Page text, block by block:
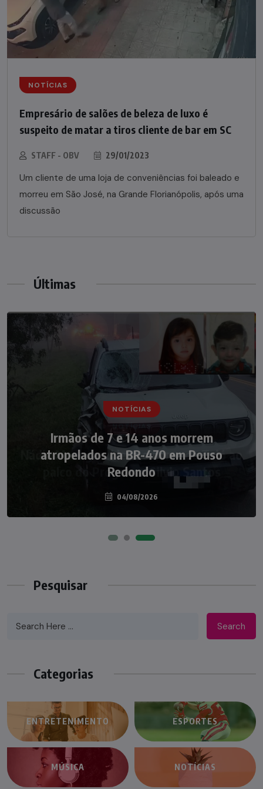
NOTÍCIAS
Empresário de salões de beleza de luxo é
suspeito de matar a tiros cliente de bar em SC
STAFF - OBV 29/01/2023
Um cliente de uma loja de conveniências foi baleado e
morreu em São José, na Grande Florianópolis, após uma
discussão
Últimas
NOTÍCIAS
Irmãos de 7 e 14 anos morrem
atropelados na BR-470 em Pouso
Redondo
04/08/2026
NOTÍCIAS
Nádia Menegazzi leva o nome de Taió ao
palco do Programa Silvio Santos
07/08/2026
Pesquisar
Search
Categorias
ENTRETENIMENTO ESPORTES
MÚSICA NOTÍCIAS